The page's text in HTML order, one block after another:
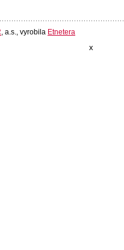
, a.s., vyrobila Etnetera
x